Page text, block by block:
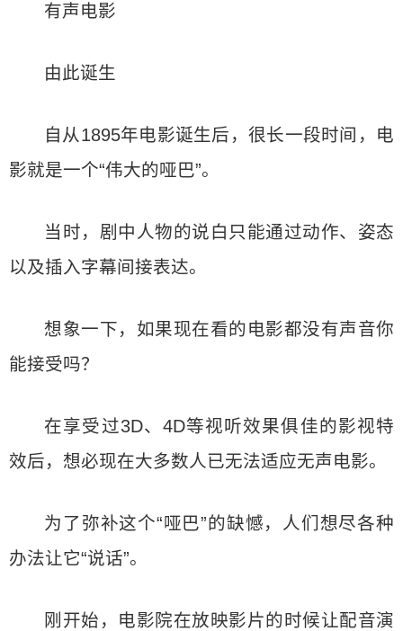
有声电影
由此诞生
自从1895年电影诞生后，很长一段时间，电
影就是一个“伟大的哑巴”。
当时，剧中人物的说白只能通过动作、姿态
以及插入字幕间接表达。
想象一下，如果现在看的电影都没有声音你
能接受吗？
在享受过3D、4D等视听效果俱佳的影视特
效后，想必现在大多数人已无法适应无声电影。
为了弥补这个“哑巴”的缺憾，人们想尽各种
办法让它“说话”。
刚开始，电影院在放映影片的时候让配音演